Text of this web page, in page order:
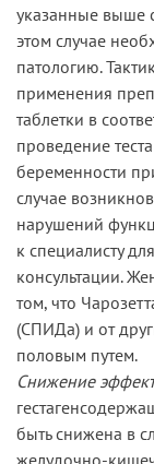
указанные выше
этом случае
патологию.
применения
таблетки в
проведение
беременности
случае
нарушений
к специалисту
консультации.
том, что
(СПИДа) и от
половым путем.
Снижение
быть снижена в
желудочно-